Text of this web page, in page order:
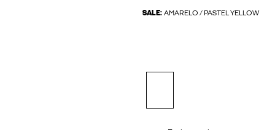
SALE: AMARELO / PASTEL YELLOW